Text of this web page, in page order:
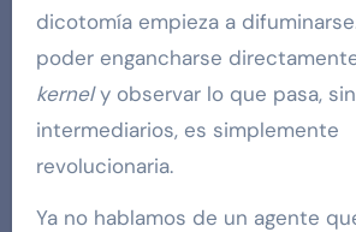
dicotomía empieza a
poder engancharse
kernely observar lo que pasa, sin
intermediarios, es simplemente
revolucionaria.
Ya no hablamos de un agente